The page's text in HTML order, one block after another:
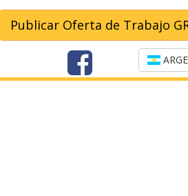
Publicar Oferta de Trabajo